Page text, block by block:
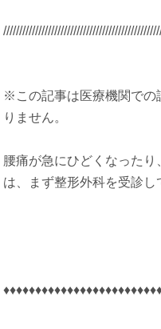
※この記事は医療機関での
りません。
腰痛が急にひどくなった
は、まず整形外科を受診し